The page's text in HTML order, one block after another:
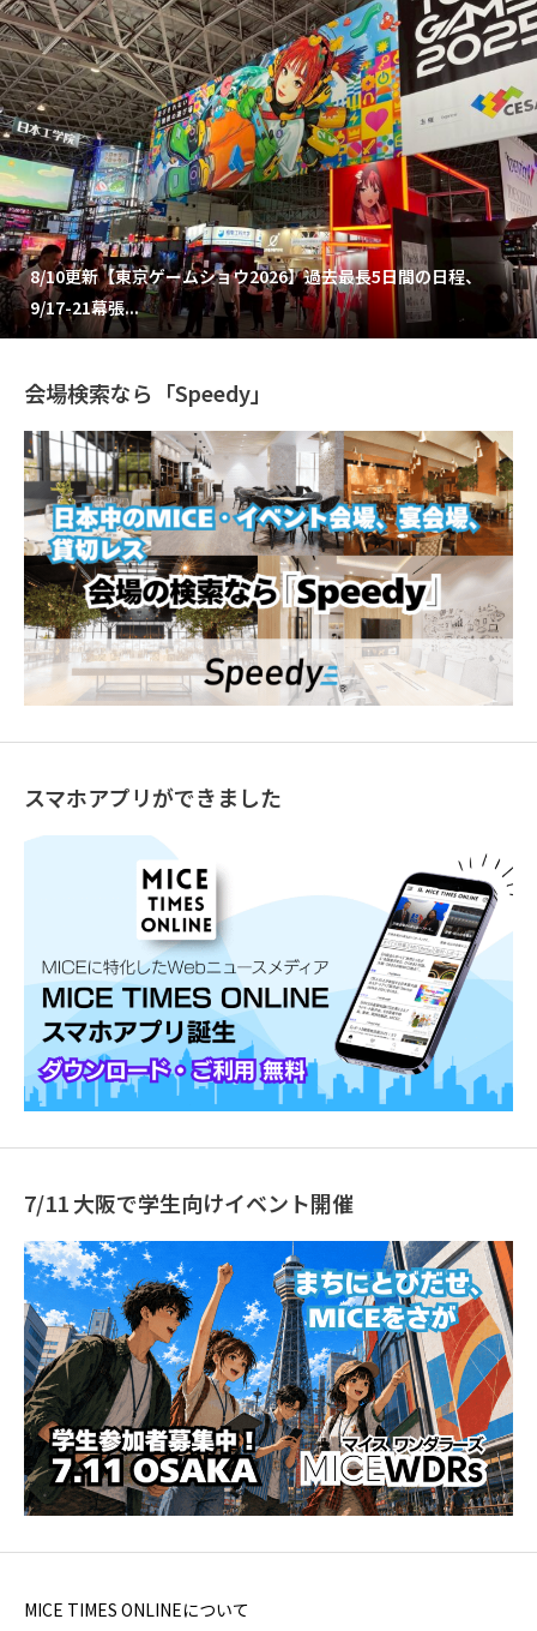
8/10更新【東京ゲームショウ2026】過去最長5日間の日程、
9/17-21幕張...
会場検索なら「Speedy」
スマホアプリができました
7/11 大阪で学生向けイベント開催
MICE TIMES ONLINEについて